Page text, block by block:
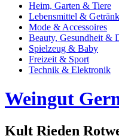
Heim, Garten & Tiere
Lebensmittel &
Mode & Accessoires
Beauty, Gesundheit &
Spielzeug & Baby
Freizeit & Sport
Technik & Elektronik
Weingut
Kult Rieden